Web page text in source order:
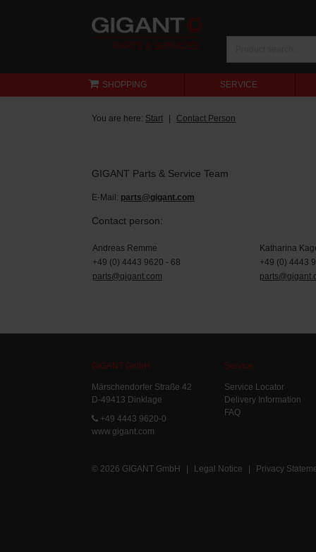
SHOPPING SERVICE
You are here: Start Contact Person
GIGANT Parts & Service Team
E-Mail: parts@gigant.com
Contact person:
Andreas Remme
Katharina
+49 (0) 4443 9620 - 68
+49 (0) 4443
parts@gigant.com
GIGANT GmbH
Märschendorfer Straße 42
D-49413 Dinklage
+49 4443 9620-0
www.gigant.com
Service
Service Locator
Delivery Information
FAQ
© 2026 GIGANT GmbH | Legal Notice | Privacy